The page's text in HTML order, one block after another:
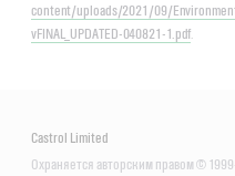
content/uploads/2021/09/
vFINAL_UPDATED-040821-1.pdf
Castrol Limited
Охраняется авторским правом ©